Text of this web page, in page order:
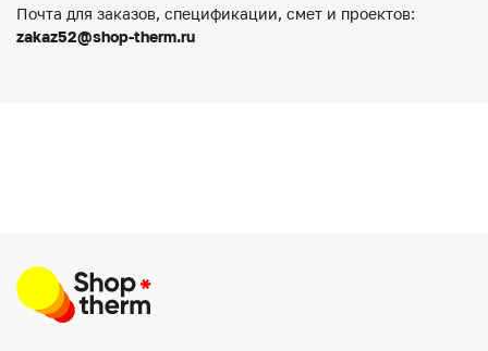
Почта для заказов, спецификации, смет и проектов:
zakaz52@shop-therm.ru